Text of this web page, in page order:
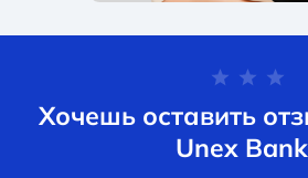
Хочешь оставить
Unex